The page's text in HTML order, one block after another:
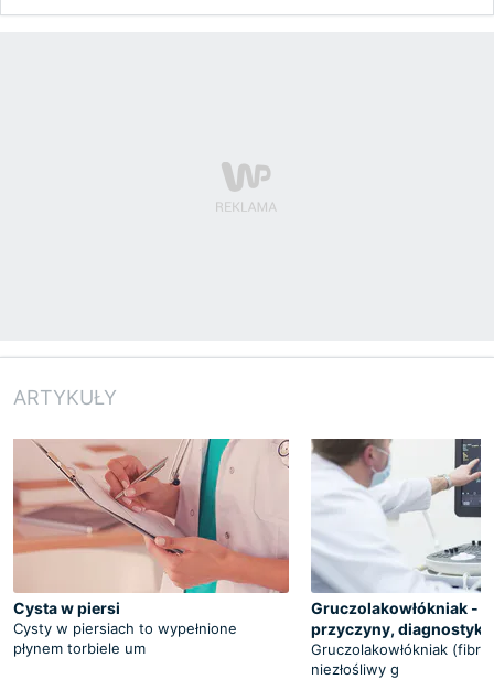
ARTYKUŁY
Cysta w piersi
Cysty w piersiach to wypełnione
płynem torbiele um
Gruczolakowłókniak -
przyczyny,
Gruczolakowłókniak
niezłośliwy g